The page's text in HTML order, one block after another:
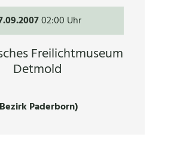
02:00 Uhr
Freilichtmuseum
Detmold
Paderborn)